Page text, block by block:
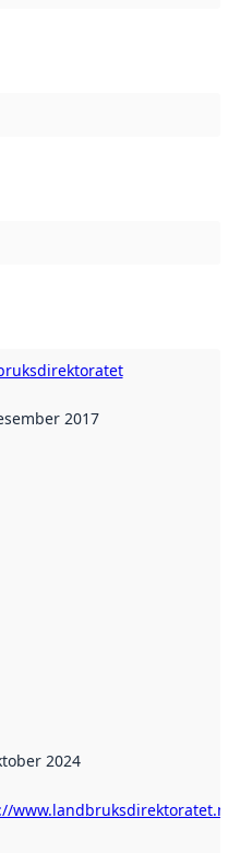
2017
2024
www.landbruksdirektoratet.no